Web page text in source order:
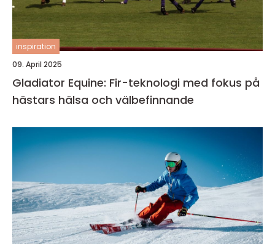
inspiration
09. April 2025
Gladiator Equine: Fir-teknologi med fokus på
hästars hälsa och välbefinnande